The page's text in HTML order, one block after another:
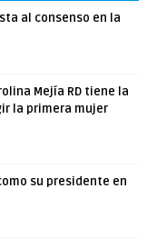
al consenso en la
Mejía RD tiene la
la primera mujer
su presidente en